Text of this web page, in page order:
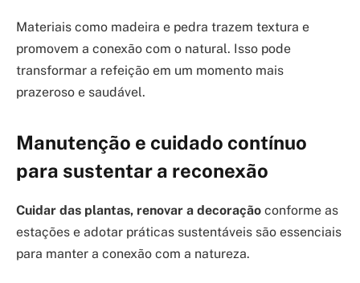
Materiais como madeira e pedra trazem textura e
promovem a conexão com o natural. Isso pode
transformar a refeição em um momento mais
prazeroso e saudável.
Manutenção e cuidado contínuo
para sustentar a reconexão
Cuidar das plantas, renovar a decoração conforme as
estações e adotar práticas sustentáveis são essenciais
para manter a conexão com a natureza.